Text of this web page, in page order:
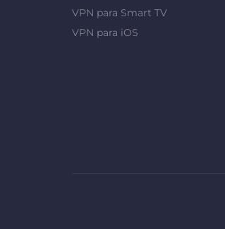
VPN para Smart TV
VPN para iOS